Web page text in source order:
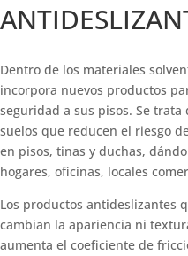
Dentro de los materiales
incorpora nuevos productos
seguridad a sus pisos. Se
suelos que reducen el riesgo
en pisos, tinas y duchas,
hogares, oficinas, locales
Los productos antideslizantes
cambian la apariencia ni
aumenta el coeficiente de